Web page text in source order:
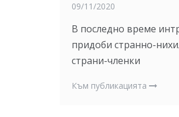
09/11/2020
В последно време
придоби странно-
страни-членки
Към публикацията